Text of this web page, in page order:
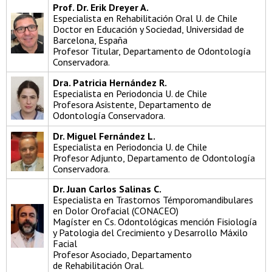
Prof. Dr. Erik Dreyer A.
Especialista en Rehabilitación Oral U. de Chile
Doctor en Educación y Sociedad, Universidad de
Barcelona, España
Profesor Titular, Departamento de Odontología
Conservadora.
Dra. Patricia Hernández R.
Especialista en Periodoncia U. de Chile
Profesora Asistente, Departamento de
Odontología Conservadora.
Dr. Miguel Fernández L.
Especialista en Periodoncia U. de Chile
Profesor Adjunto, Departamento de Odontología
Conservadora.
Dr. Juan Carlos Salinas C.
Especialista en Trastornos Témporomandibulares
en Dolor Orofacial (CONACEO)
Magíster en Cs. Odontológicas mención Fisiología
y Patologia del Crecimiento y Desarrollo Máxilo
Facial
Profesor Asociado, Departamento
de Rehabilitación Oral.